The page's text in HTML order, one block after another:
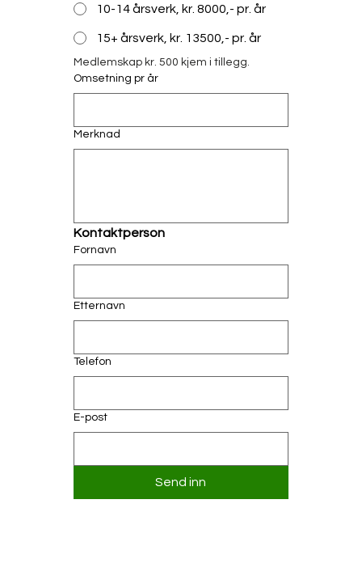
10-14 årsverk, kr. 8000,- pr. år
15+ årsverk, kr. 13500,- pr. år
Medlemskap kr. 500 kjem i tillegg.
Omsetning pr år
Merknad
Kontaktperson
Fornavn
Etternavn
Telefon
E-post
Send inn